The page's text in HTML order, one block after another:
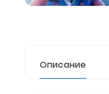
Описание